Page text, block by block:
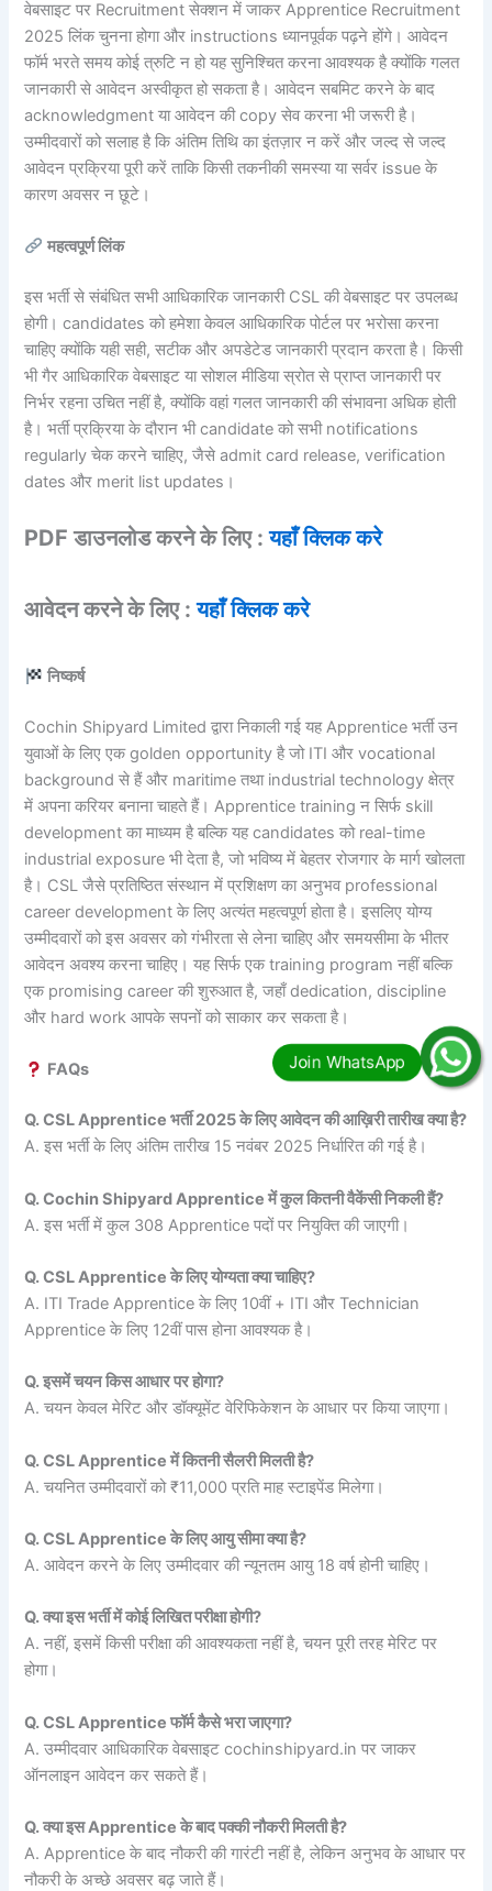
वेबसाइट पर Recruitment सेक्शन में जाकर Apprentice Recruitment
2025 लिंक चुनना होगा और instructions ध्यानपूर्वक पढ़ने होंगे। आवेदन
फॉर्म भरते समय कोई त्रुटि न हो यह सुनिश्चित करना आवश्यक है क्योंकि गलत
जानकारी से आवेदन अस्वीकृत हो सकता है। आवेदन सबमिट करने के बाद
acknowledgment या आवेदन की copy सेव करना भी जरूरी है।
उम्मीदवारों को सलाह है कि अंतिम तिथि का इंतज़ार न करें और जल्द से जल्द
आवेदन प्रक्रिया पूरी करें ताकि किसी तकनीकी समस्या या सर्वर issue के
कारण अवसर न छूटे।
महत्वपूर्ण लिंक
इस भर्ती से संबंधित सभी आधिकारिक जानकारी CSL की वेबसाइट पर उपलब्ध
होगी। candidates को हमेशा केवल आधिकारिक पोर्टल पर भरोसा करना
चाहिए क्योंकि यही सही, सटीक और अपडेटेड जानकारी प्रदान करता है। किसी
भी गैर आधिकारिक वेबसाइट या सोशल मीडिया स्रोत से प्राप्त जानकारी पर
निर्भर रहना उचित नहीं है, क्योंकि वहां गलत जानकारी की संभावना अधिक होती
है। भर्ती प्रक्रिया के दौरान भी candidate को सभी notifications
regularly चेक करने चाहिए, जैसे admit card release, verification
dates और merit list updates।
PDF डाउनलोड करने के लिए :यहाँ क्लिक करे
आवेदन करने के लिए : यहाँ क्लिक करे
निष्कर्ष
Cochin Shipyard Limited द्वारा निकाली गई यह Apprentice भर्ती उन
युवाओं के लिए एक golden opportunity है जो ITI और vocational
background से हैं और maritime तथा industrial technology क्षेत्र
में अपना करियर बनाना चाहते हैं। Apprentice training न सिर्फ skill
development का माध्यम है बल्कि यह candidates को real-time
industrial exposure भी देता है, जो भविष्य में बेहतर रोजगार के मार्ग खोलता
है। CSL जैसे प्रतिष्ठित संस्थान में प्रशिक्षण का अनुभव professional
career development के लिए अत्यंत महत्वपूर्ण होता है। इसलिए योग्य
उम्मीदवारों को इस अवसर को गंभीरता से लेना चाहिए और समयसीमा के भीतर
आवेदन अवश्य करना चाहिए। यह सिर्फ एक training program नहीं बल्कि
एक promising career की शुरुआत है, जहाँ dedication, discipline
और hard work आपके सपनों को साकार कर सकता है।
FAQs
Q. CSL Apprentice भर्ती 2025 के लिए आवेदन की आख़िरी तारीख क्या है?
A. इस भर्ती के लिए अंतिम तारीख 15 नवंबर 2025 निर्धारित की गई है।
Q. Cochin Shipyard Apprentice में कुल कितनी वैकेंसी निकली हैं?
A. इस भर्ती में कुल 308 Apprentice पदों पर नियुक्ति की जाएगी।
Q. CSL Apprentice के लिए योग्यता क्या चाहिए?
A. ITI Trade Apprentice के लिए 10वीं + ITI और Technician
Apprentice के लिए 12वीं पास होना आवश्यक है।
Q. इसमें चयन किस आधार पर होगा?
A. चयन केवल मेरिट और डॉक्यूमेंट वेरिफिकेशन के आधार पर किया जाएगा।
Q. CSL Apprentice में कितनी सैलरी मिलती है?
A. चयनित उम्मीदवारों को ₹11,000 प्रति माह स्टाइपेंड मिलेगा।
Q. CSL Apprentice के लिए आयु सीमा क्या है?
A. आवेदन करने के लिए उम्मीदवार की न्यूनतम आयु 18 वर्ष होनी चाहिए।
Q. क्या इस भर्ती में कोई लिखित परीक्षा होगी?
A. नहीं, इसमें किसी परीक्षा की आवश्यकता नहीं है, चयन पूरी तरह मेरिट पर
होगा।
Q. CSL Apprentice फॉर्म कैसे भरा जाएगा?
A. उम्मीदवार आधिकारिक वेबसाइट cochinshipyard.in पर जाकर
ऑनलाइन आवेदन कर सकते हैं।
Q. क्या इस Apprentice के बाद पक्की नौकरी मिलती है?
A. Apprentice के बाद नौकरी की गारंटी नहीं है, लेकिन अनुभव के आधार पर
नौकरी के अच्छे अवसर बढ़ जाते हैं।